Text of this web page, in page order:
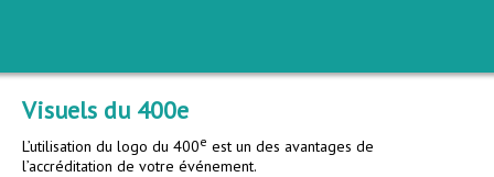
Visuels du 400e
L’utilisation du logo du 400e est un des avantages de
l’accréditation de votre événement.